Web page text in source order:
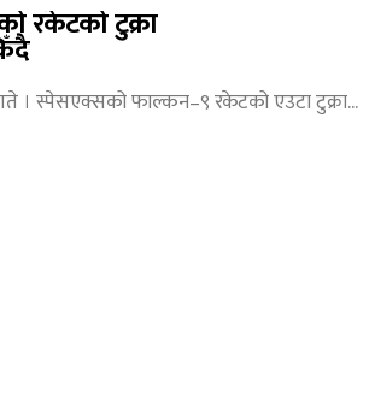
रकेटको टुक्रा
। स्पेसएक्सको फाल्कन–९ रकेटको एउटा टुक्रा